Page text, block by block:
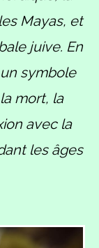
Mayas, et
juive. En
symbole
mort, la
avec la
les âges